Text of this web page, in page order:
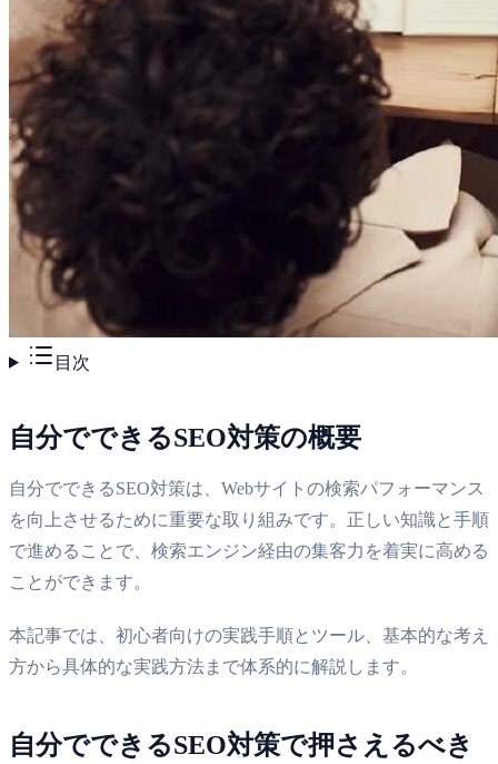
目次
自分でできるSEO対策の概要
自分でできるSEO対策は、Webサイトの検索パフォーマンス
を向上させるために重要な取り組みです。正しい知識と手順
で進めることで、検索エンジン経由の集客力を着実に高める
ことができます。
本記事では、初心者向けの実践手順とツール、基本的な考え
方から具体的な実践方法まで体系的に解説します。
自分でできるSEO対策で押さえるべき